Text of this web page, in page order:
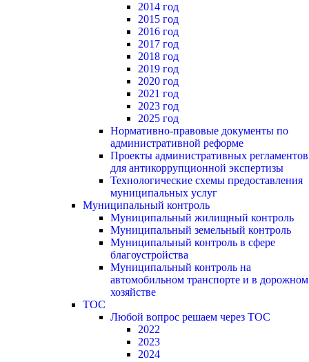
2014 год
2015 год
2016 год
2017 год
2018 год
2019 год
2020 год
2021 год
2023 год
2025 год
Нормативно-правовые документы по
административной реформе
Проекты административных регламентов
для антикоррупционной экспертизы
Технологические схемы предоставления
муниципальных услуг
Муниципальный контроль
Муниципальный жилищный контроль
Муниципальный земельный контроль
Муниципальный контроль в сфере
благоустройства
Муниципальный контроль на
автомобильном транспорте и в дорожном
хозяйстве
ТОС
Любой вопрос решаем через ТОС
2022
2023
2024